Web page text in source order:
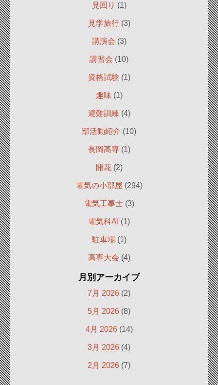
見回り (1)
見学旅行(3)
講演会 (3)
講習会 (10)
資格試験 (1)
趣味 (1)
避難訓練 (4)
部活動紹介 (10)
長岡高専(1)
開花(2)
電気の小部屋 (294)
電気工事士(3)
電気科AI (1)
駐車場(1)
高専大会 (4)
月別アーカイブ
7月 2026 (2)
5月 2026 (8)
4月 2026(14)
3月 2026 (4)
2月 2026 (7)